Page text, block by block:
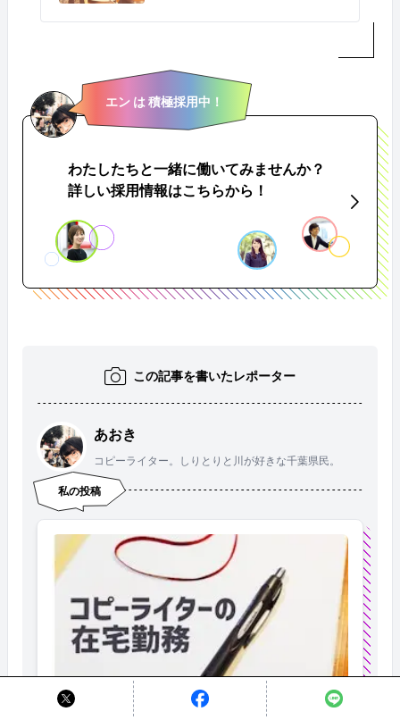
エン は 積極採用中！
わたしたちと一緒に働いてみませんか？
詳しい採用情報はこちらから！
この記事を書いたレポーター
あおき
コピーライター。しりとりと川が好きな千葉県民。
私の投稿